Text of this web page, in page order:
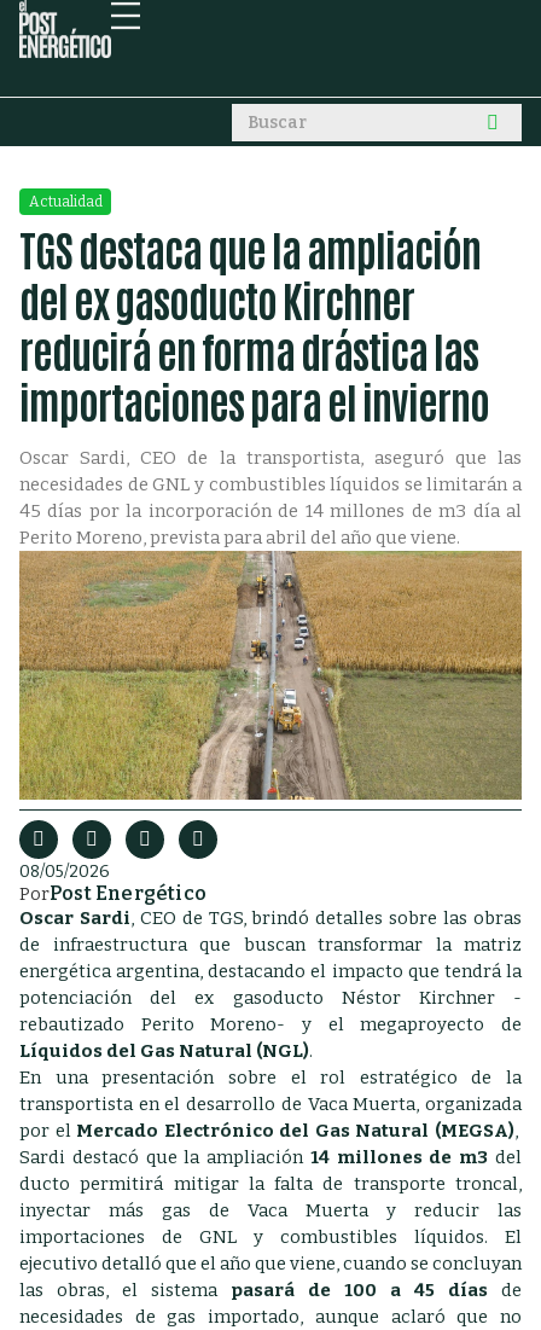
Actualidad
TGS destaca que la ampliación
del ex gasoducto Kirchner
reducirá en forma drástica las
importaciones para el invierno
Oscar Sardi, CEO de la transportista, aseguró que las
necesidades de GNL y combustibles líquidos se limitarán a
45 días por la incorporación de 14 millones de m3 día al
Perito Moreno, prevista para abril del año que viene.
08/05/2026
PorPost Energético
Oscar Sardi, CEO de TGS, brindó detalles sobre las obras
de infraestructura que buscan transformar la matriz
energética argentina, destacando el impacto que tendrá la
potenciación del ex gasoducto Néstor Kirchner -
rebautizado Perito Moreno- y el megaproyecto de
Líquidos del Gas Natural (NGL).
En una presentación sobre el rol estratégico de la
transportista en el desarrollo de Vaca Muerta, organizada
por elMercado Electrónico del Gas Natural (MEGSA),
Sardi destacó que la ampliación 14 millones de m3del
ducto permitirá mitigar la falta de transporte troncal,
inyectar más gas de Vaca Muerta y reducir las
importaciones de GNL y combustibles líquidos. El
ejecutivo detalló que el año que viene, cuando se concluyan
las obras, el sistemapasará de 100 a 45 días de
necesidades de gas importado, aunque aclaró que no